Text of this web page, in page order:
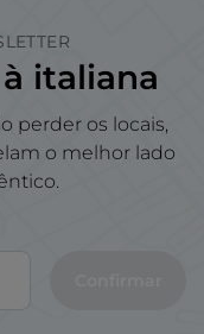
italiana
perder os locais,
o melhor lado